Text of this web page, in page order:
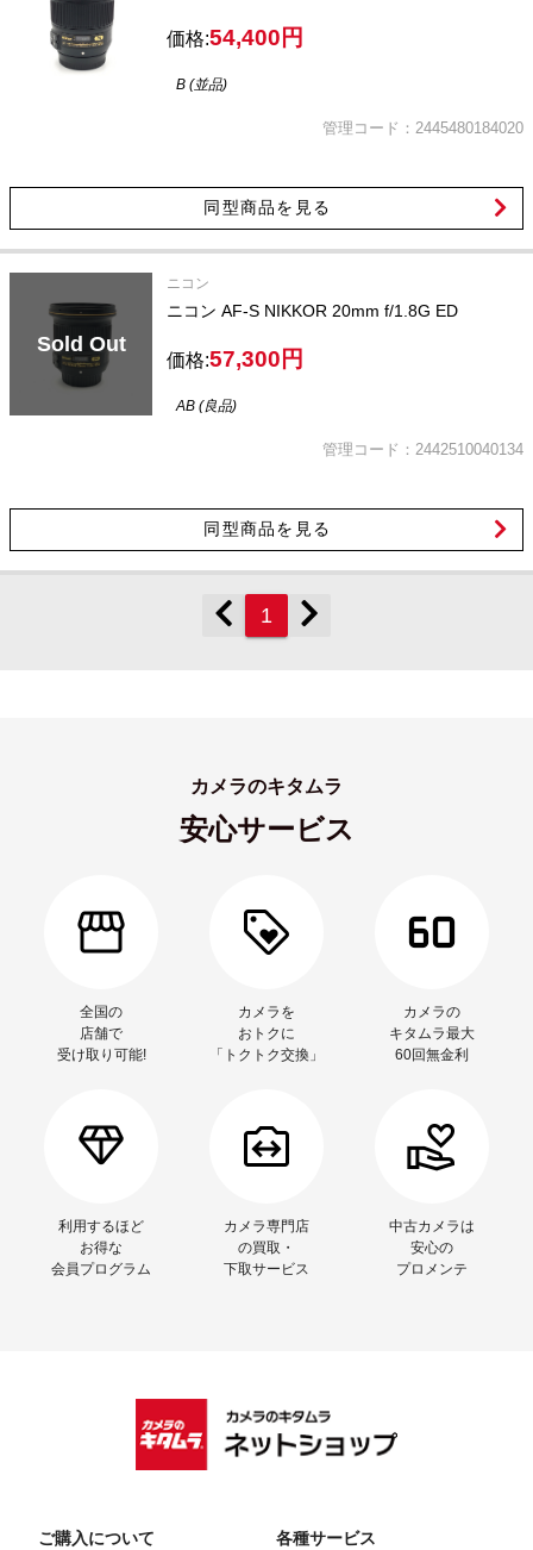
価格:54,400円
B (並品)
管理コード：2445480184020
同型商品を見る
Sold Out
ニコン
ニコン AF-S NIKKOR 20mm f/1.8G ED
価格:57,300円
AB (良品)
管理コード：2442510040134
同型商品を見る
1
カメラのキタムラ
安心サービス
全国の
店舗で
受け取り可能!
カメラを
おトクに
「トクトク交換」
カメラの
キタムラ最大
60回無金利
利用するほど
お得な
会員プログラム
カメラ専門店
の買取・
下取サービス
中古カメラは
安心の
プロメンテ
ご購入について 各種サービス